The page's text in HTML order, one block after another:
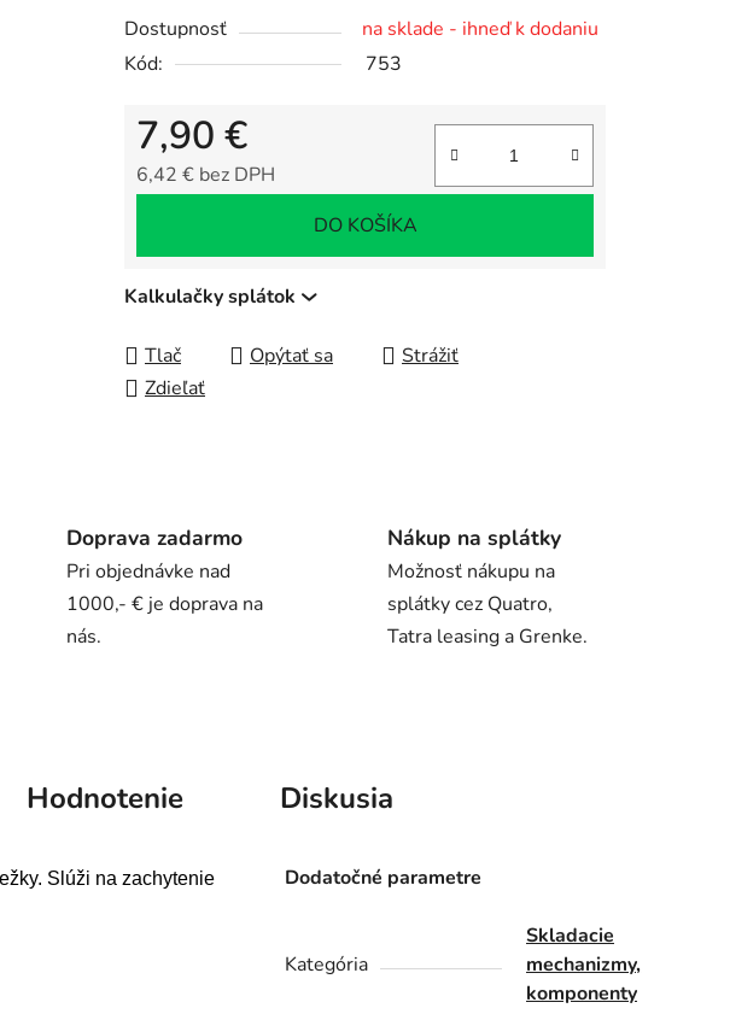
z
5
Dostupnosť
na sklade - ihneď k dodaniu
Kód:
753
7,90 €
6,42 € bez DPH
DO KOŠÍKA
Kalkulačky splátok
Tlač Opýtať sa
Strážiť
Zdieľať
Doprava zadarmo
Pri objednávke nad
1000,- € je doprava na
nás.
Nákup na splátky
Možnosť nákupu na
splátky cez Quatro,
Tatra leasing a Grenke.
Hodnotenie Diskusia
Slúži na zachytenie
Dodatočné parametre
Kategória
Skladacie
mechanizmy,
komponenty